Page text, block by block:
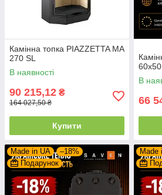
Камінна топка PIAZZETTA MA
270 SL
В наявності
90 215,12 ₴
164 027,50 ₴
Купити
В
66
Made in UA
–18%
Подарунок
Made